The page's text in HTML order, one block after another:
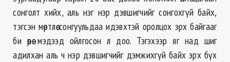
сонголт хийх, аль нэг нэр дэвшигчийг сонгохгүй байх,
тэгсэн мөртлөө сонгуульдаа идэвхтэй оролцох эрх байгааг
би өөрөө мэдээд ойлгосон л доо. Тэгэхээр яг над шиг
адилхан аль ч нэр дэвшигчийг дэмжихгүй байх эрх бүх